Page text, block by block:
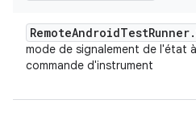
RemoteAndroidTestRunner.
mode de signalement de l'état
commande d'instrument